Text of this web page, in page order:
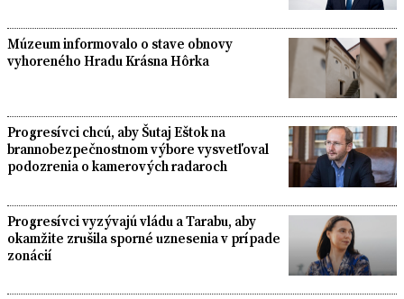
Múzeum informovalo o stave obnovy
vyhoreného Hradu Krásna Hôrka
Progresívci chcú, aby Šutaj Eštok na
brannobezpečnostnom výbore vysvetľoval
podozrenia o kamerových radaroch
Progresívci vyzývajú vládu a Tarabu, aby
okamžite zrušila sporné uznesenia v prípade
zonácií